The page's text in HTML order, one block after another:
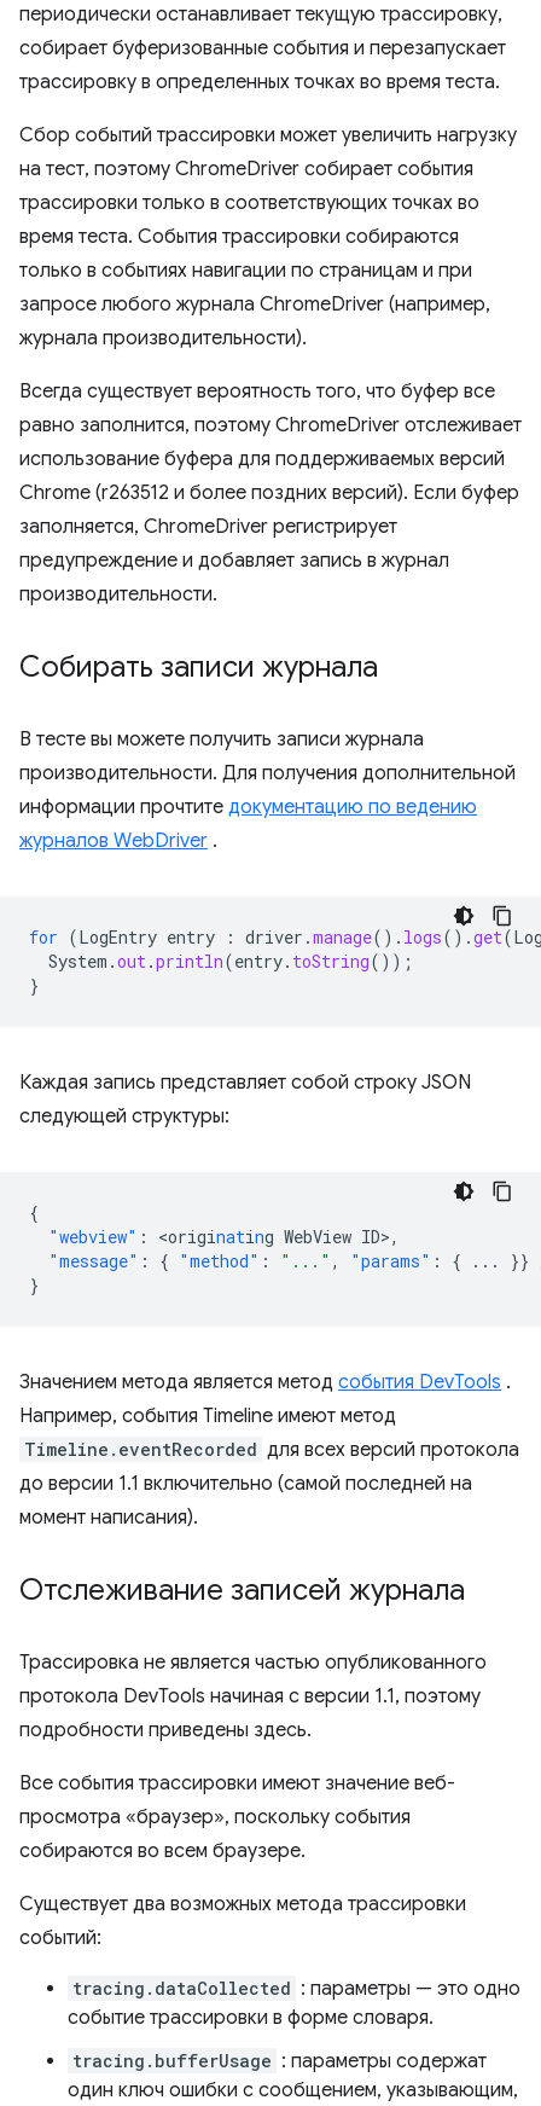
периодически останавливает текущую трассировку,
собирает буферизованные события и перезапускает
трассировку в определенных точках во время теста.
Сбор событий трассировки может увеличить нагрузку
на тест, поэтому ChromeDriver собирает события
трассировки только в соответствующих точках во
время теста. События трассировки собираются
только в событиях навигации по страницам и при
запросе любого журнала ChromeDriver (например,
журнала производительности).
Всегда существует вероятность того, что буфер все
равно заполнится, поэтому ChromeDriver отслеживает
использование буфера для поддерживаемых версий
Chrome (r263512 и более поздних версий). Если буфер
заполняется, ChromeDriver регистрирует
предупреждение и добавляет запись в журнал
производительности.
Собирать записи журнала
В тесте вы можете получить записи журнала
производительности. Для получения дополнительной
информации прочтите документацию по ведению
журналов WebDriver .
for (LogEntry entry : driver .manage(). logs().get(
System .out.println(entry. toString());
}
Каждая запись представляет собой строку JSON
следующей структуры:
{
"webview" : <originating WebView ID>,
"message" : { "method" : "..." , "params" : { ... }}
}
Значением метода является метод события DevTools .
Например, события Timeline имеют метод
Timeline.eventRecorded для всех версий протокола
до версии 1.1 включительно (самой последней на
момент написания).
Отслеживание записей журнала
Трассировка не является частью опубликованного
протокола DevTools начиная с версии 1.1, поэтому
подробности приведены здесь.
Все события трассировки имеют значение веб-
просмотра «браузер», поскольку события
собираются во всем браузере.
Существует два возможных метода трассировки
событий:
tracing.dataCollected : параметры — это одно
событие трассировки в форме словаря.
tracing.bufferUsage : параметры содержат
один ключ ошибки с сообщением, указывающим,